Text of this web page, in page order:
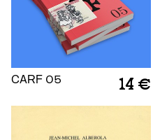
CARF 05 14 €